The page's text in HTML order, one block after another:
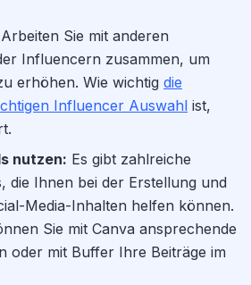
Arbeiten Sie mit anderen
Influencern zusammen, um
erhöhen. Wie wichtig die
Influencer Auswahl ist,
nutzen: Es gibt zahlreiche
die Ihnen bei der Erstellung und
Media-Inhalten helfen können.
Sie mit Canva ansprechende
oder mit Buffer Ihre Beiträge im